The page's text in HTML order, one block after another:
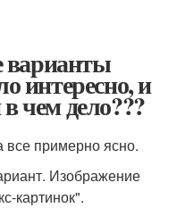
интересно, и
чем дело???
все примерно ясно.
Изображение
картинок".